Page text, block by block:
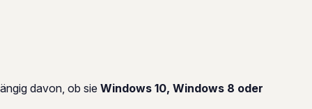
davon, ob sie Windows 10, Windows 8 oder